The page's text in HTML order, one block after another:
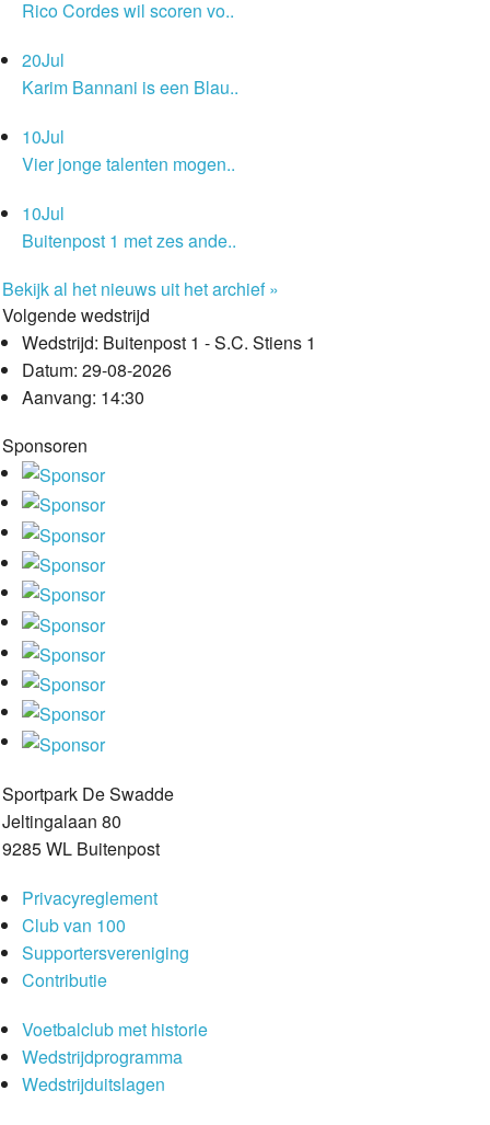
Rico Cordes wil scoren vo..
20Jul
Karim Bannani is een Blau..
10Jul
Vier jonge talenten mogen..
10Jul
Buitenpost 1 met zes ande..
Bekijk al het nieuws uit het archief »
Volgende wedstrijd
Wedstrijd: Buitenpost 1 - S.C. Stiens 1
Datum: 29-08-2026
Aanvang: 14:30
Sponsoren
Sportpark De Swadde
Jeltingalaan 80
9285 WL Buitenpost
Privacyreglement
Club van 100
Supportersvereniging
Contributie
Voetbalclub met historie
Wedstrijdprogramma
Wedstrijduitslagen